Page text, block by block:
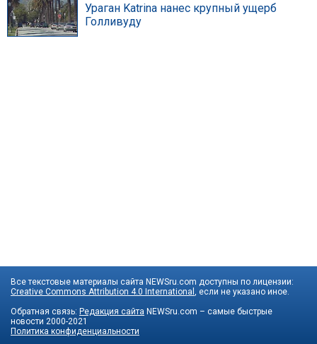
Ураган Katrina нанес крупный ущерб
Голливуду
Все текстовые материалы сайта NEWSru.com доступны по лицензии:
Creative Commons Attribution 4.0 International , если не указано иное.
Обратная связь: Редакция сайта NEWSru.com – самые быстрые
новости 2000-2021
Политика конфиденциальности